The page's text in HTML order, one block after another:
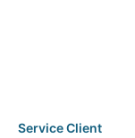
Service Client